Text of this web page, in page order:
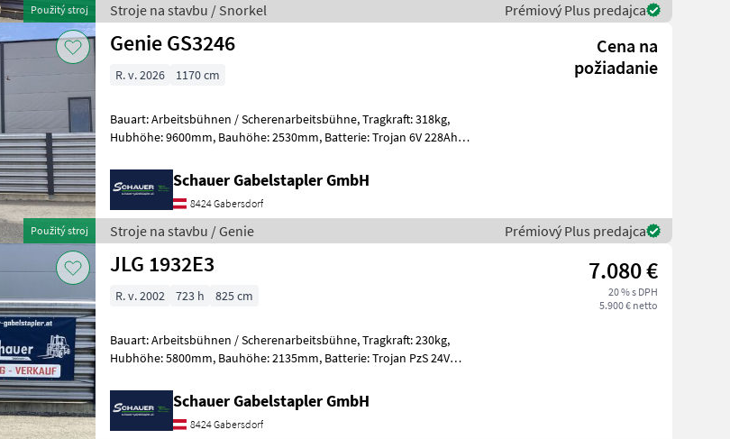
Použitý stroj Stroje na stavbu / Snorkel Prémiový Plus predajca
Použitý stroj
Genie GS3246
Cena na
požiadanie
R. v. 2026 1170 cm
Bauart: Arbeitsbühnen / Scherenarbeitsbühne, Tragkraft: 318kg,
Hubhöhe: 9600mm, Bauhöhe: 2530mm, Batterie: Trojan 6V 228Ah
Schauer Gabelstapler GmbH
8424 Gabersdorf
Stroje na stavbu / Genie Prémiový Plus predajca
JLG 1932E3 7.080 €
20 % s DPH
5.900 € netto
R. v. 2002 723 h 825 cm
Bauart: Arbeitsbühnen / Scherenarbeitsbühne, Tragkraft: 230kg,
Hubhöhe: 5800mm, Bauhöhe: 2135mm, Batterie: Trojan PzS 24V
Schauer Gabelstapler GmbH
8424 Gabersdorf